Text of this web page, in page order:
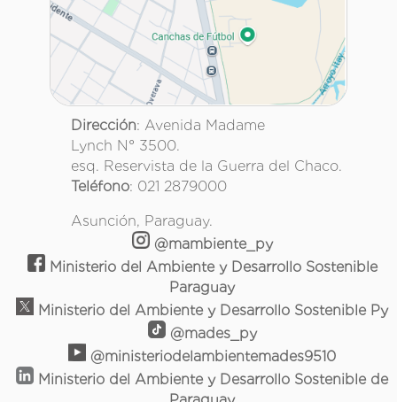
Dirección: Avenida Madame
Lynch N° 3500.
esq. Reservista de la Guerra del Chaco.
Teléfono: 021 2879000
Asunción, Paraguay.
@mambiente_py
Ministerio del Ambiente y Desarrollo Sostenible
Paraguay
Ministerio del Ambiente y Desarrollo Sostenible Py
@mades_py
@ministeriodelambientemades9510
Ministerio del Ambiente y Desarrollo Sostenible de